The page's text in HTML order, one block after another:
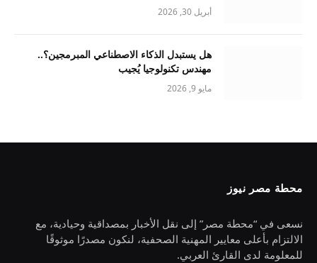
أبريل 30, 2026
هل يستبدل الذكاء الاصطناعي المبرمجين؟..
مهندس تكنولوجيا يُجيب
مايو 9, 2026
محطة مصر نيوز
نسعى في “محطة مصر” إلى نقل الأخبار بمصداقية وحيادية، مع
الالتزام بأعلى معايير المهنية الصحفية، لنكون مصدرًا موثوقًا
للمعلومة لدى القارئ العربي.